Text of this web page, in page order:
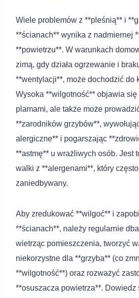
Wiele problemów z **pleśnią** i
**ścianach** wynika z nadmiernej
**powietrzu**. W warunkach
zimą, gdy działa ogrzewanie i
**wentylacji**, może dochodzić do
Wysoka **wilgotność** objawia
plamami, ale także może
**zarodników grzybów**,
alergiczne** i pogarszając
**astmę** u wrażliwych osób. Jest
walki z **alergenami**, który
zaniedbywany.
Aby zredukować **wilgoć** i
**ścianach**, należy regularnie
wietrząc pomieszczenia, tworzyć
niekorzystne dla **grzyba** (co
**wilgotność**) oraz rozważyć
**osuszacza powietrza**. Dowiedz